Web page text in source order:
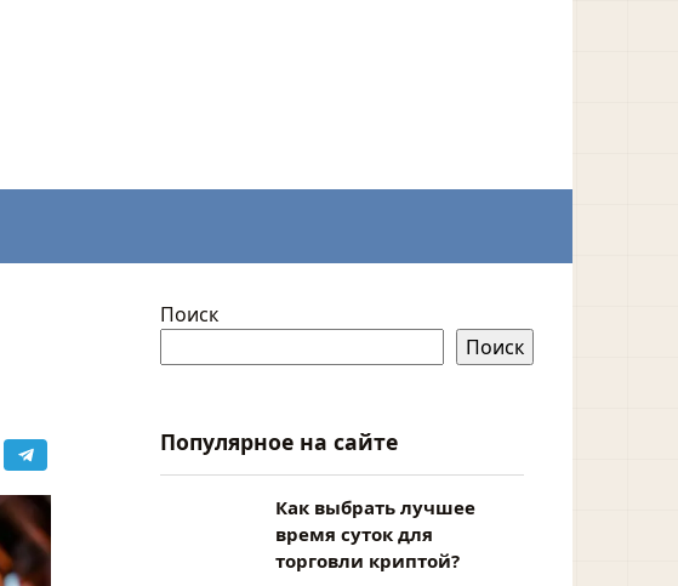
Поиск
Поиск
Популярное на сайте
Как выбрать лучшее
время суток для
торговли криптой?